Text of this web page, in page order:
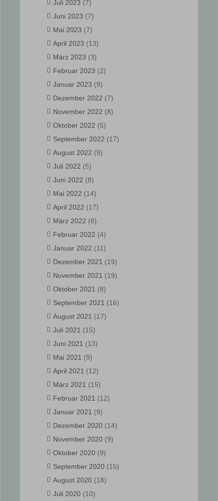
Juli 2023 (7)
Juni 2023 (7)
Mai 2023 (7)
April 2023 (13)
März 2023 (3)
Februar 2023 (2)
Januar 2023 (9)
Dezember 2022 (7)
November 2022 (8)
Oktober 2022 (5)
September 2022 (17)
August 2022 (9)
Juli 2022 (5)
Juni 2022 (8)
Mai 2022 (14)
April 2022 (17)
März 2022 (8)
Februar 2022 (4)
Januar 2022 (11)
Dezember 2021 (19)
November 2021 (19)
Oktober 2021 (8)
September 2021 (16)
August 2021 (17)
Juli 2021 (15)
Juni 2021 (13)
Mai 2021 (9)
April 2021 (12)
März 2021 (15)
Februar 2021 (12)
Januar 2021 (9)
Dezember 2020 (14)
November 2020 (9)
Oktober 2020 (9)
September 2020 (15)
August 2020 (18)
Juli 2020 (10)